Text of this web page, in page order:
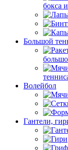
бокса
Большой
Волейбол
Гантели,